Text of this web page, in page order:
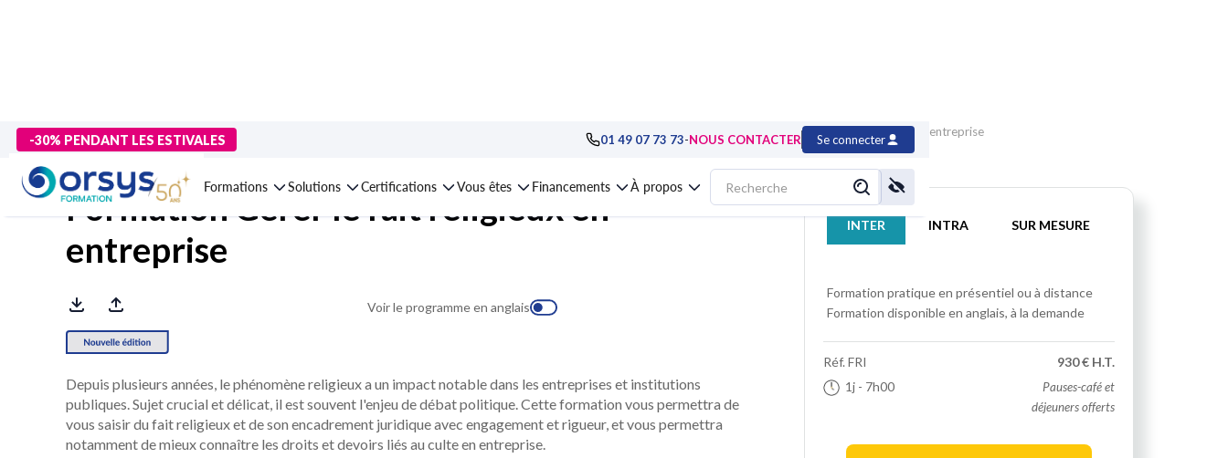
-30% PENDANT LES ESTIVALES 01 49 07 73 73-NOUS CONTACTER Se connecter
Formations Solutions Certifications Vous êtes Financements À propos
> Formations>Management - Développement personnel Management de la diversité Formation Gérer le fait religieux en entreprise
Formation Gérer le fait religieux en
entreprise
Voir le programme en anglais
INTER INTRA SUR MESURE
Formation pratique en présentiel ou à distance
Formation disponible en anglais, à la demande
Réf. FRI
1j - 7h00
930 € H.T.
Pauses-café et
déjeuners offerts
Depuis plusieurs années, le phénomène religieux a un impact notable dans les entreprises et institutions
publiques. Sujet crucial et délicat, il est souvent l'enjeu de débat politique. Cette formation vous permettra de
vous saisir du fait religieux et de son encadrement juridique avec engagement et rigueur, et vous permettra
notamment de mieux connaître les droits et devoirs liés au culte en entreprise.